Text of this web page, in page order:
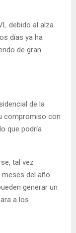
debido al alza
días ya ha
de gran
de la
compromiso con
que podría
tal vez
del año.
generar un
a los